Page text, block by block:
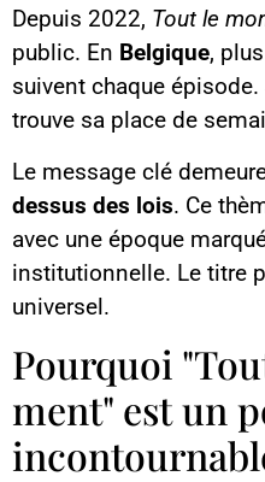
Depuis 2022, Tout le
public. En Belgique,
suivent chaque épisode.
trouve sa place de
Le message clé
dessus des lois. Ce
avec une époque
institutionnelle. Le titre
universel.
Pourquoi
ment" est un